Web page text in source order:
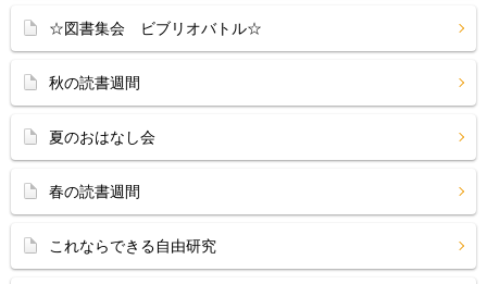
☆図書集会 ビブリオバトル☆
秋の読書週間
夏のおはなし会
春の読書週間
これならできる自由研究